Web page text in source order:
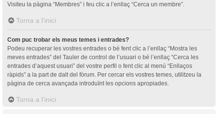
Visiteu la pàgina “Membres” i feu clic a l’enllaç “Cerca un membre”.
Torna a l’inici
Com puc trobar els meus temes i entrades?
Podeu recuperar les vostres entrades o bé fent clic a l’enllaç “Mostra les
meves entrades” del Tauler de control de l’usuari o bé l’enllaç “Cerca les
entrades d’aquest usuari” del vostre perfil o fent clic al menú “Enllaços
ràpids” a la part de dalt del fòrum. Per cercar els vostres temes, utilitzeu la
pàgina de cerca avançada introduïnt les opcions apropiades.
Torna a l’inici